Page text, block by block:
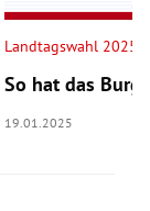
Landtagswahl 2025
So hat das
19.01.2025